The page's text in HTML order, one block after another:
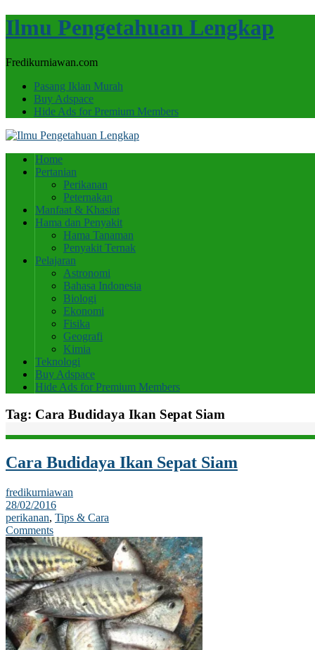
Ilmu Pengetahuan Lengkap
Fredikurniawan.com
Pasang Iklan Murah
Buy Adspace
Hide Ads for Premium Members
Home
Pertanian
Perikanan
Peternakan
Manfaat & Khasiat
Hama dan Penyakit
Hama Tanaman
Penyakit Ternak
Pelajaran
Astronomi
Bahasa Indonesia
Biologi
Ekonomi
Fisika
Geografi
Kimia
Teknologi
Buy Adspace
Hide Ads for Premium Members
Tag: Cara Budidaya Ikan Sepat Siam
Cara Budidaya Ikan Sepat Siam
fredikurniawan
28/02/2016
perikanan, Tips & Cara
Comments